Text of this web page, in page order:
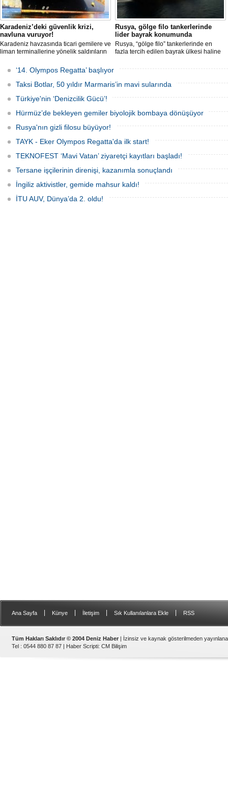
Karadeniz’deki güvenlik krizi,
navluna vuruyor!
Karadeniz havzasında ticari gemilere ve
liman terminallerine yönelik saldırıların
sekteye uğrattı. Risk artışıyla birlikte
ortalama petrol tankeri maliyetleri 300
bin doları aşarken, savaş sigortası
primleri iki katına çıkarak navlun
fiyatlarında yüzde 50’yi geçen
Rusya, gölge filo tankerlerinde
lider bayrak konumunda
Rusya, “gölge filo” tankerlerinde en
fazla tercih edilen bayrak ülkesi haline
birlikte çok sayıda tanker Rus bayrağına
yaptırımlarının uygulanması açısından
‘14. Olympos Regatta’ başlıyor
Taksi Botlar, 50 yıldır Marmaris’in mavi sularında
Türkiye'nin ‘Denizcilik Gücü’!
Hürmüz’de bekleyen gemiler biyolojik bombaya dönüşüyor
Rusya'nın gizli filosu büyüyor!
TAYK - Eker Olympos Regatta'da ilk start!
TEKNOFEST ‘Mavi Vatan’ ziyaretçi kayıtları başladı!
Tersane işçilerinin direnişi, kazanımla sonuçlandı
İngiliz aktivistler, gemide mahsur kaldı!
İTU AUV, Dünya’da 2. oldu!
Ana Sayfa Künye İletişim Sık Kullanılanlara Ekle RSS
Tüm Hakları Saklıdır © 2004 Deniz Haber | İzinsiz ve kaynak gösterilmeden
Tel : 0544 880 87 87 | Haber Scripti: CM Bilişim